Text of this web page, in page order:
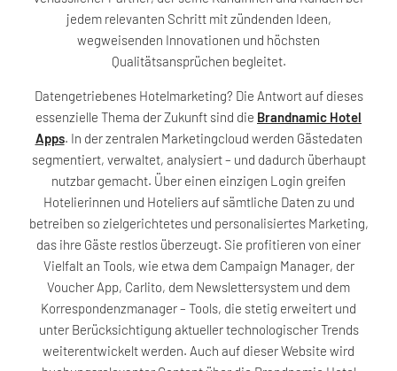
jedem relevanten Schritt mit zündenden Ideen,
wegweisenden Innovationen und höchsten
Qualitätsansprüchen begleitet.
Datengetriebenes Hotelmarketing? Die Antwort auf dieses
essenzielle Thema der Zukunft sind die Brandnamic Hotel
Apps. In der zentralen Marketingcloud werden Gästedaten
segmentiert, verwaltet, analysiert – und dadurch überhaupt
nutzbar gemacht. Über einen einzigen Login greifen
Hotelierinnen und Hoteliers auf sämtliche Daten zu und
betreiben so zielgerichtetes und personalisiertes Marketing,
das ihre Gäste restlos überzeugt. Sie profitieren von einer
Vielfalt an Tools, wie etwa dem Campaign Manager, der
Voucher App, Carlito, dem Newslettersystem und dem
Korrespondenzmanager – Tools, die stetig erweitert und
unter Berücksichtigung aktueller technologischer Trends
weiterentwickelt werden. Auch auf dieser Website wird